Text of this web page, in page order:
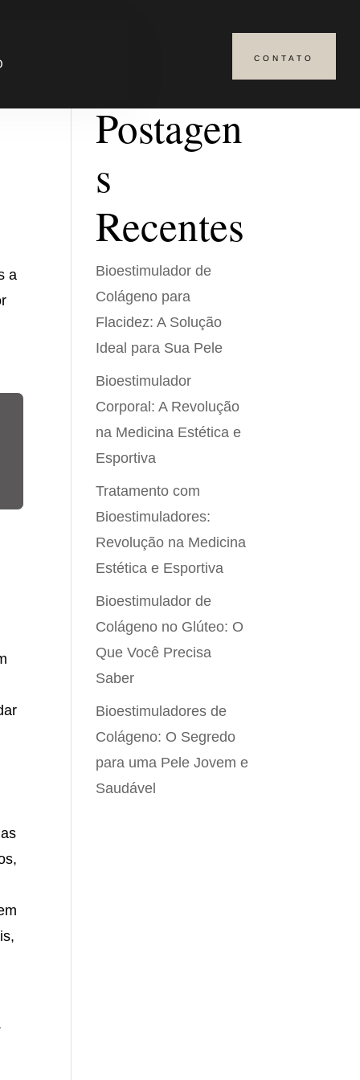
CONTATO
a
Postagen
s
Recentes
Bioestimulador de
Colágeno para
Flacidez: A Solução
Ideal para Sua Pele
Bioestimulador
Corporal: A Revolução
na Medicina Estética e
Esportiva
Tratamento com
Bioestimuladores:
Revolução na Medicina
Estética e Esportiva
Bioestimulador de
Colágeno no Glúteo: O
Que Você Precisa
Saber
Bioestimuladores de
Colágeno: O Segredo
para uma Pele Jovem e
Saudável